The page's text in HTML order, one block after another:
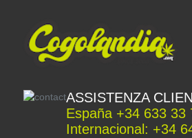
ASSISTENZA
España +34 633 33
Internacional: +34